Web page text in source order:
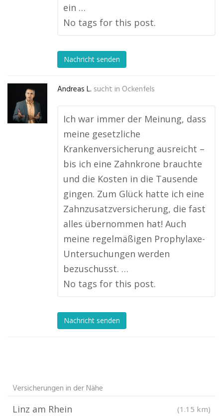
ein …
No tags for this post.
Nachricht senden
Andreas L. sucht in Ockenfels
Ich war immer der Meinung, dass
meine gesetzliche
Krankenversicherung ausreicht –
bis ich eine Zahnkrone brauchte
und die Kosten in die Tausende
gingen. Zum Glück hatte ich eine
Zahnzusatzversicherung, die fast
alles übernommen hat! Auch
meine regelmäßigen Prophylaxe-
Untersuchungen werden
bezuschusst. …
No tags for this post.
Nachricht senden
Versicherungen in der Nähe
Linz am Rhein (1.15 km)